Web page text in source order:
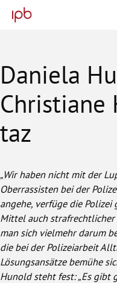
Inhalt
Daniela
Christiane
taz
„Wir haben nicht mit der
Oberrassisten bei der
angehe, verfüge die
Mittel auch strafrechtlicher
man sich vielmehr darum
die bei der Polizeiarbeit
Lösungsansätze bemühe
Hunold steht fest: „Es gibt